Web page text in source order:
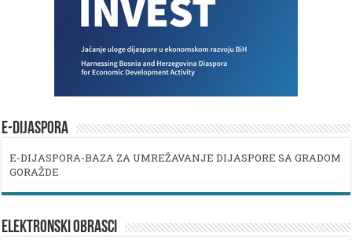
E-DIJASPORA
E-DIJASPORA-BAZA ZA UMREŽAVANJE DIJASPORE SA GRADOM
GORAŽDE
ELEKTRONSKI OBRASCI